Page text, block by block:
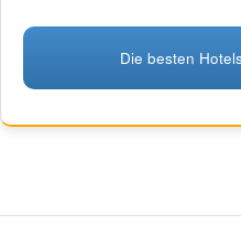
Die besten